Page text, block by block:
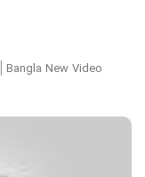
Bangla New Video